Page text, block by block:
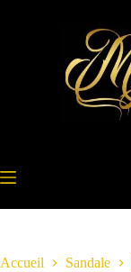
Accueil Sandale